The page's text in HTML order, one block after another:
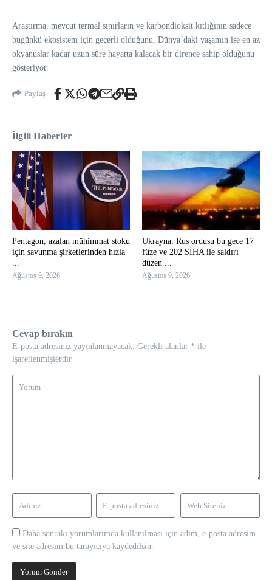
Araştırma, mevcut termal sınırların ve karbondioksit kıtlığının sadece
bugünkü ekosistem için geçerli olduğunu, Dünya’daki yaşamın ise en az
okyanuslar kadar uzun süre hayatta kalacak bir dirence sahip olduğunu
gösteriyor.
Paylaş
İlgili Haberler
Pentagon, azalan mühimmat stoku
için savunma şirketlerinden hızla
Ağustos 9, 2026
Ukrayna: Rus ordusu bu gece 17
füze ve 202 SİHA ile saldırı
düzen ...
Ağustos 9, 2026
Cevap bırakın
E-posta adresiniz yayınlanmayacak. Gerekli alanlar * ile
işaretlenmişlerdir
Daha sonraki yorumlarımda kullanılması için adım, e-posta adresim
ve site adresim bu tarayıcıya kaydedilsin.